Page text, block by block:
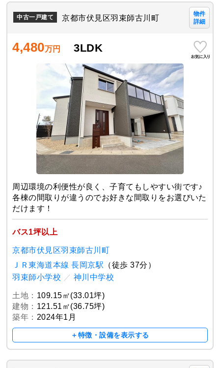
中古一戸建て 京都市伏見区羽束師古川町
物件
詳細
4,480万円 3LDK
周辺環境の利便性が良く、子育てもしやすい街です♪
各棟の間取りが違うのでお好きな間取りをお選びいた
だけます！
バス1坪以上
京都市伏見区羽束師古川町
ＪＲ東海道本線 長岡京駅 （徒歩 37分）
羽束師小学校 ／ 神川中学校
土地： 109.15㎡(33.01坪)
建物： 121.51㎡(36.75坪)
築年： 2024年1月
＋特徴・設備を表示する